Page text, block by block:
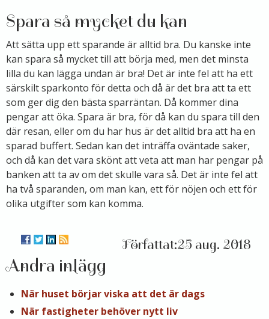
Spara så mycket du kan
Att sätta upp ett sparande är alltid bra. Du kanske inte
kan spara så mycket till att börja med, men det minsta
lilla du kan lägga undan är bra! Det är inte fel att ha ett
särskilt sparkonto för detta och då är det bra att ta ett
som ger dig den bästa sparräntan. Då kommer dina
pengar att öka. Spara är bra, för då kan du spara till den
där resan, eller om du har hus är det alltid bra att ha en
sparad buffert. Sedan kan det inträffa oväntade saker,
och då kan det vara skönt att veta att man har pengar på
banken att ta av om det skulle vara så. Det är inte fel att
ha två sparanden, om man kan, ett för nöjen och ett för
olika utgifter som kan komma.
25 aug. 2018
Andra inlägg
När huset börjar viska att det är dags
När fastigheter behöver nytt liv